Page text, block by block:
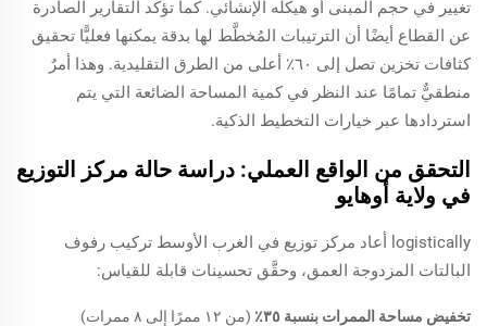
تغيير في حجم المبنى أو هيكله الإنشائي. كما تؤكِّد التقارير الصادرة
عن القطاع أيضًا أن الترتيبات المُخطَّط لها بدقة يمكنها فعليًّا تحقيق
كثافات تخزين تصل إلى ٦٠٪ أعلى من الطرق التقليدية. وهذا أمرٌ
منطقيٌّ تمامًا عند النظر في كمية المساحة الضائعة التي يتم
استردادها عبر خيارات التخطيط الذكية.
التحقق من الواقع العملي: دراسة حالة مركز التوزيع
في ولاية أوهايو
logistically أعاد مركز توزيع في الغرب الأوسط تركيب رفوف
البالتات المزدوجة العمق، وحقَّق تحسينات قابلة للقياس:
تخفيض مساحة الممرات بنسبة ٣٥٪ (من ١٢ ممرًا إلى ٨ ممرات)